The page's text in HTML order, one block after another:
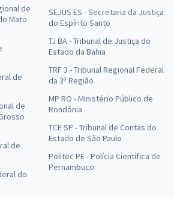
de
Mato
de
de
de
do
SEJUS ES - Secretaria da Justiça
do Espírito Santo
TJ BA - Tribunal de Justiça do
Estado da Bahia
TRF 3 - Tribunal Regional Federal
da 3ª Região
MP RO - Ministério Público de
Rondônia
TCE SP - Tribunal de Contas do
Estado de São Paulo
Politec PE - Polícia Científica de
Pernambuco